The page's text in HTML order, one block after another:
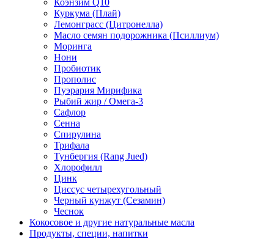
Коэнзим Q10
Куркума (Плай)
Лемонграсс (Цитронелла)
Масло семян подорожника (Псиллиум)
Моринга
Нони
Пробиотик
Прополис
Пуэрария Мирифика
Рыбий жир / Омега-3
Сафлор
Сенна
Спирулина
Трифала
Тунбергия (Rang Jued)
Хлорофилл
Цинк
Циссус четырехугольный
Черный кунжут (Сезамин)
Чеснок
Кокосовое и другие натуральные масла
Продукты, специи, напитки